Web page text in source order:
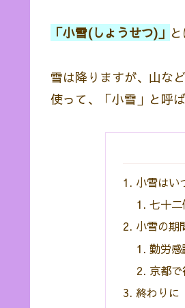
「小雪(しょうせつ)」
雪は降りますが、山な
使って、「小雪」と呼ば
小雪はい
七十二
小雪の期
勤労
京都
終わりに